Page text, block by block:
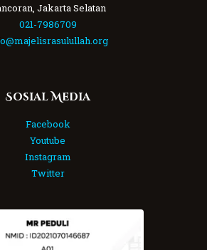
Jakarta Selatan
021-7986709
Sosial Media
Facebook
Youtube
Instagram
Twitter